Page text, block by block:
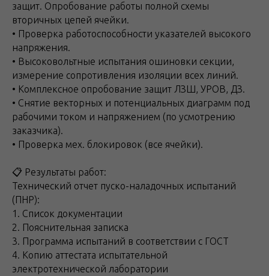
защит. Опробование работы полной схемы
вторичных цепей ячейки.
• Проверка работоспособности указателей высокого
напряжения.
• Высоковольтные испытания ошиновки секции,
измерение сопротивления изоляции всех линий.
• Комплексное опробование защит ЛЗШ, УРОВ, ДЗ.
• Снятие векторных и потенциальных диаграмм под
рабочими током и напряжением (по усмотрению
заказчика).
• Проверка мех. блокировок (все ячейки).
📋 Результаты работ:
Технический отчет пуско-наладочных испытаний
(ПНР):
1. Список документации
2. Пояснительная записка
3. Программа испытаний в соответствии с ГОСТ
4. Копию аттестата испытательной
электротехнической лаборатории